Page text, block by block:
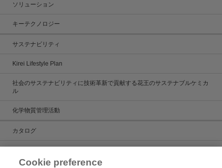
ソリューション
キーテクノロジー
サステナビリティ
Kirei Lifestyle Plan
社会のサステナビリティに技術革新で貢献する花王のサステナブルケミカ
ル
化学物質管理活動
カタログ
Cookie preference